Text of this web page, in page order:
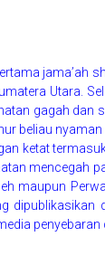
jama’ah
Utara.
gagah dan
beliau
ketat
mencegah
maupun
dipublikasikan
penyebaran